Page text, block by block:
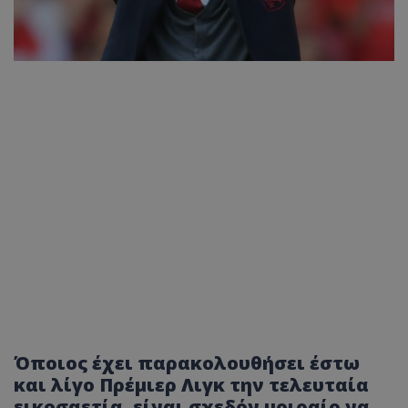
Όποιος έχει παρακολουθήσει έστω
και λίγο Πρέμιερ Λιγκ την τελευταία